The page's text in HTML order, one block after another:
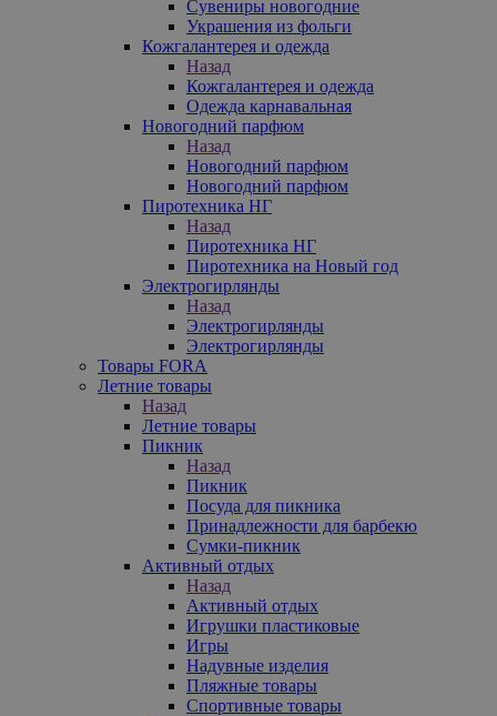
Сувениры новогодние
Украшения из фольги
Кожгалантерея и одежда
Назад
Кожгалантерея и одежда
Одежда карнавальная
Новогодний парфюм
Назад
Новогодний парфюм
Новогодний парфюм
Пиротехника НГ
Назад
Пиротехника НГ
Пиротехника на Новый год
Электрогирлянды
Назад
Электрогирлянды
Электрогирлянды
Товары FORA
Летние товары
Назад
Летние товары
Пикник
Назад
Пикник
Посуда для пикника
Принадлежности для барбекю
Сумки-пикник
Активный отдых
Назад
Активный отдых
Игрушки пластиковые
Игры
Надувные изделия
Пляжные товары
Спортивные товары